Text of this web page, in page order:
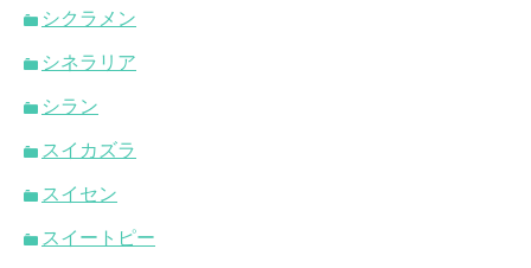
シクラメン
シネラリア
シラン
スイカズラ
スイセン
スイートピー